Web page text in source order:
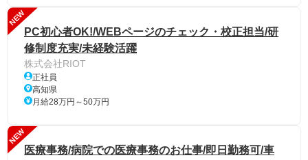
NEW
PC初心者OK!/WEBページのチェック・校正担当/研
修制度充実/未経験活躍
株式会社RIOT
正社員
高知県
月給28万円～50万円
NEW
医療事務/病院での医療事務のお仕事/即日勤務可/車